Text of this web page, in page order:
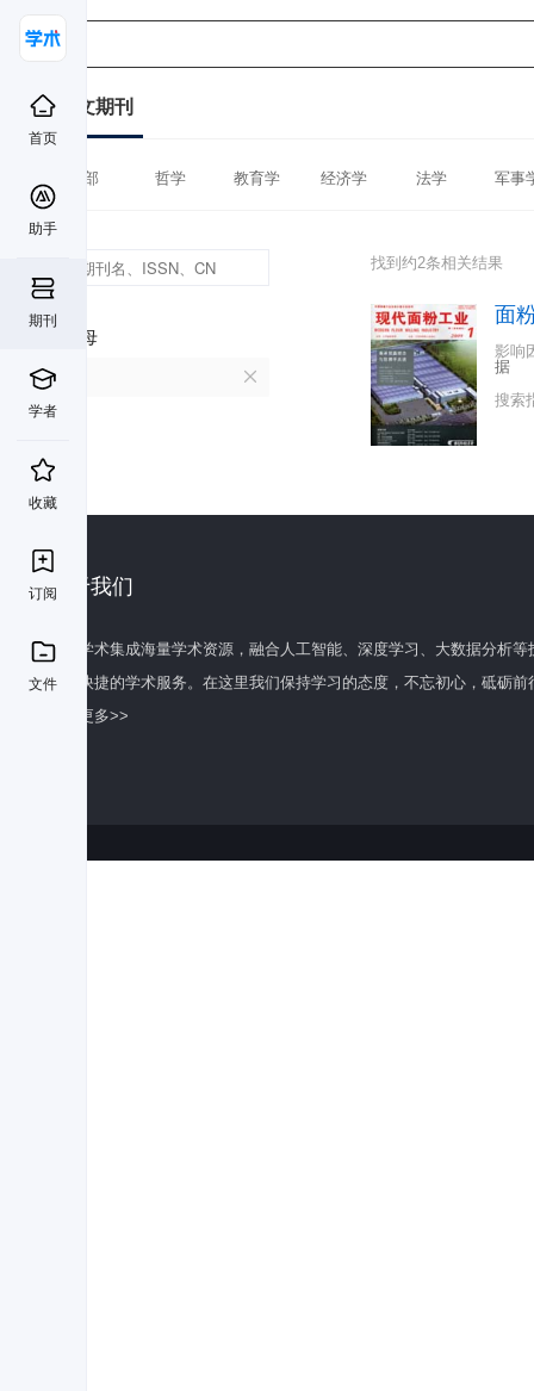
首页
助手
期刊
学者
收藏
订阅
文件
中文期刊
全部 哲学 教育学 经济学 法学 军事
首字母
M
找到约2条相关结果
面
影响
据
搜索
关于我们
百度学术集成海量学术资源，融合人工智能、深度学习、大数据分析
全面快捷的学术服务。在这里我们保持学习的态度，不忘初心，砥砺前
了解更多>>